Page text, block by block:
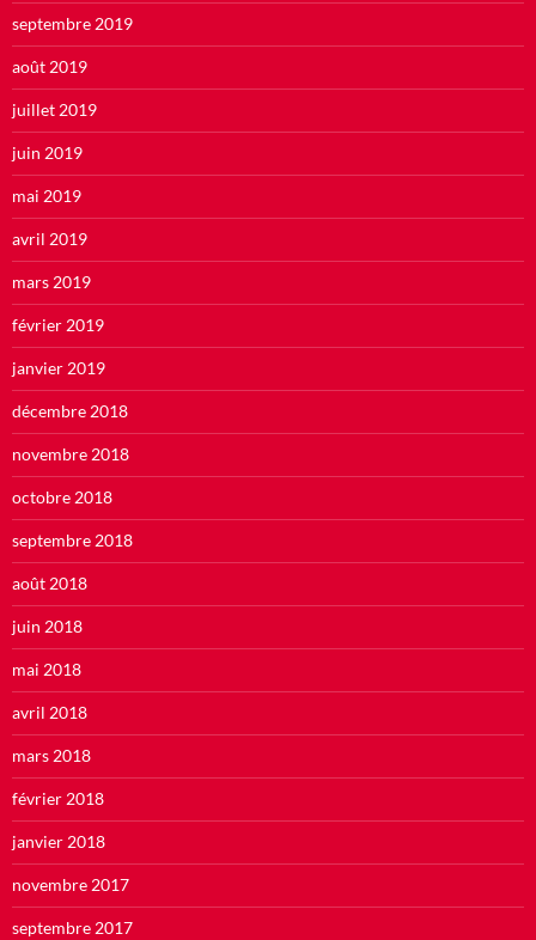
septembre 2019
août 2019
juillet 2019
juin 2019
mai 2019
avril 2019
mars 2019
février 2019
janvier 2019
décembre 2018
novembre 2018
octobre 2018
septembre 2018
août 2018
juin 2018
mai 2018
avril 2018
mars 2018
février 2018
janvier 2018
novembre 2017
septembre 2017